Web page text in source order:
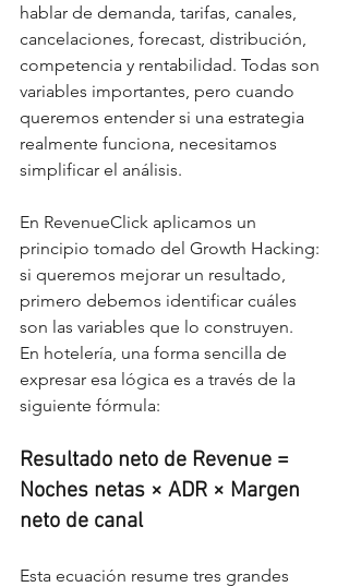
hablar de demanda, tarifas, canales,
cancelaciones, forecast, distribución,
competencia y rentabilidad. Todas son
variables importantes, pero cuando
queremos entender si una estrategia
realmente funciona, necesitamos
simplificar el análisis.
En RevenueClick aplicamos un
principio tomado del Growth Hacking:
si queremos mejorar un resultado,
primero debemos identificar cuáles
son las variables que lo construyen.
En hotelería, una forma sencilla de
expresar esa lógica es a través de la
siguiente fórmula:
Resultado neto de Revenue =
Noches netas × ADR × Margen
neto de canal
Esta ecuación resume tres grandes